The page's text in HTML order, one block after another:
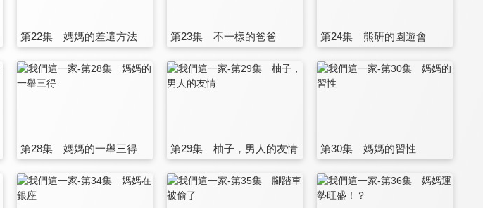
第22集 媽媽的差遣方法 第23集 不一樣的爸爸 第24集 熊研的園遊會
第28集 媽媽的一舉三得 第29集 柚子，男人的友情 第30集 媽媽的習性